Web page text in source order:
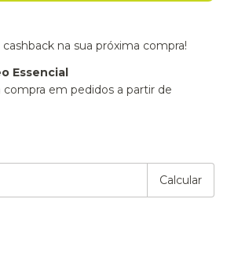
cashback na sua próxima compra!
Essencial
compra em pedidos a partir de
Calcular